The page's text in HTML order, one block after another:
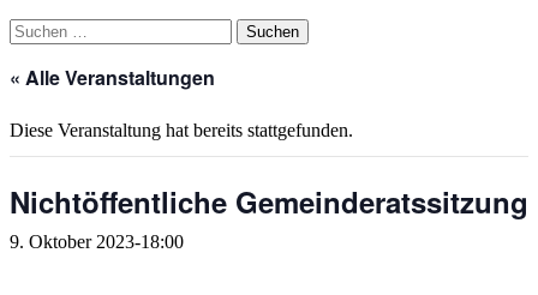
Suchen
nach:
« Alle Veranstaltungen
Diese Veranstaltung hat bereits stattgefunden.
Nichtöffentliche Gemeinderatssitzung
9. Oktober 2023-18:00